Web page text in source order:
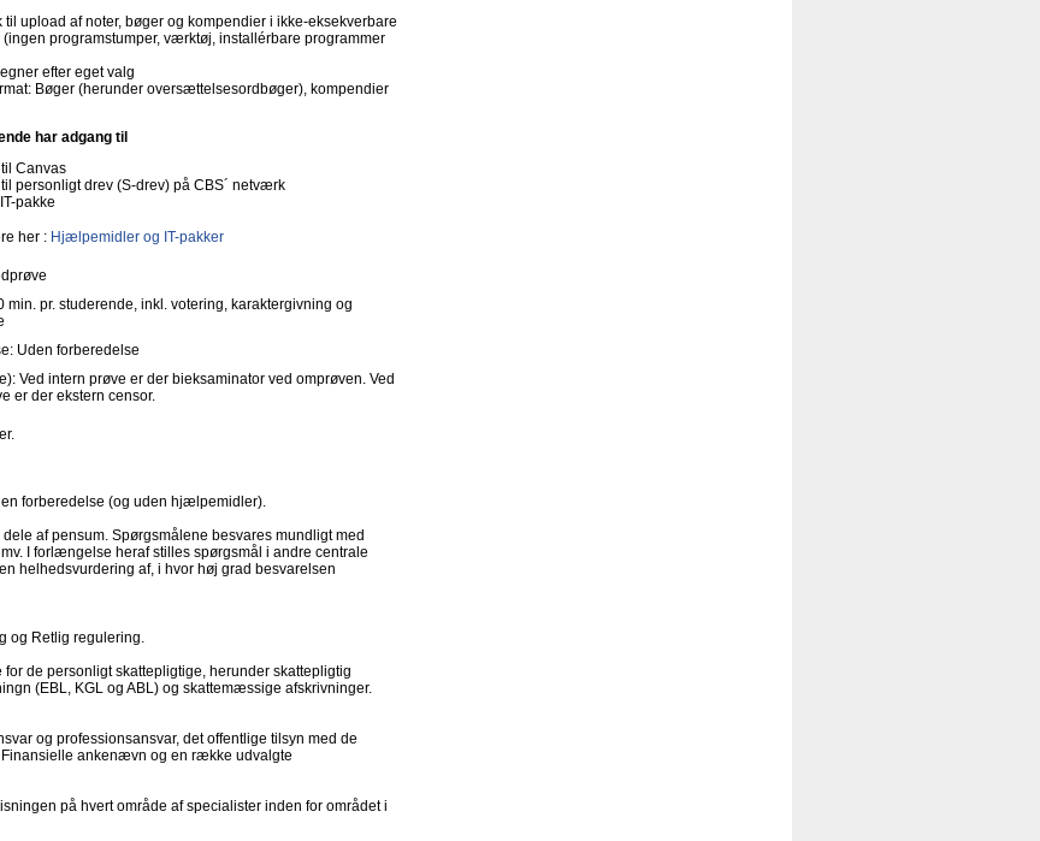
til upload af noter, bøger og kompendier i ikke-eksekverbare
(ingen programstumper, værktøj, installérbare programmer
efter eget valg
Bøger (herunder oversættelsesordbøger), kompendier
har adgang til
Canvas
personligt drev (S-drev) på CBS´ netværk
pakke
her : Hjælpemidler og IT-pakker
min. pr. studerende, inkl. votering, karaktergivning og
Uden forberedelse
Ved intern prøve er der bieksaminator ved omprøven. Ved
er der ekstern censor.
forberedelse (og uden hjælpemidler).
af pensum. Spørgsmålene besvares mundligt med
I forlængelse heraf stilles spørgsmål i andre centrale
helhedsvurdering af, i hvor høj grad besvarelsen
og Retlig regulering.
de personligt skattepligtige, herunder skattepligtig
(EBL, KGL og ABL) og skattemæssige afskrivninger.
og professionsansvar, det offentlige tilsyn med de
ankenævn og en række udvalgte
på hvert område af specialister inden for området i